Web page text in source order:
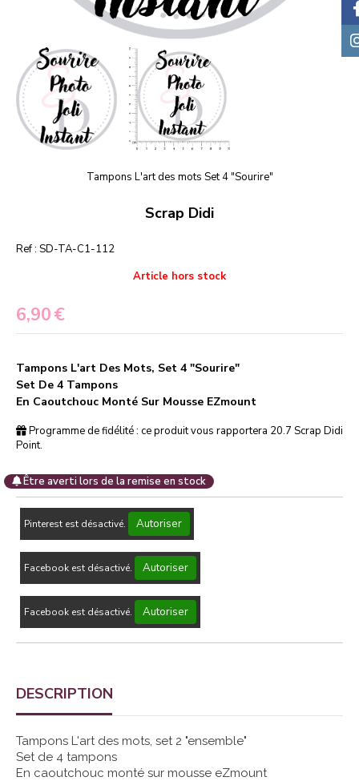
Tampons L'art des mots Set 4 "Sourire"
Scrap Didi
Ref : SD-TA-C1-112
6,90€
Article hors stock
Tampons L'art Des Mots, Set 4 "Sourire"
Set De 4 Tampons
En Caoutchouc Monté Sur Mousse EZmount
Programme de fidélité : ce produit vous rapportera 20.7 Scrap Didi
Point.
Être averti lors de la remise en stock
Pinterest est désactivé. Autoriser
Facebook est désactivé. Autoriser
Facebook est désactivé. Autoriser
DESCRIPTION
Tampons L'art des mots, set 2 "ensemble"
Set de 4 tampons
En caoutchouc monté sur mousse eZmount